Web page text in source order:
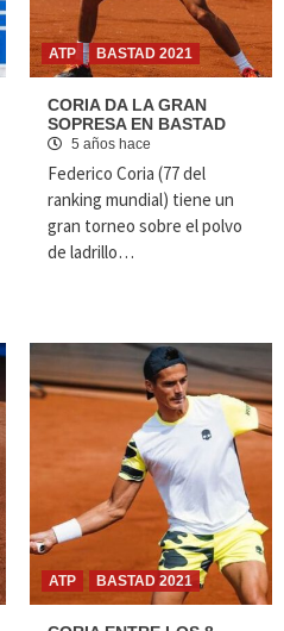
ATP BASTAD 2021
CORIA DA LA GRAN
SOPRESA EN BASTAD
5 años hace
Federico Coria (77 del
ranking mundial) tiene un
gran torneo sobre el polvo
de ladrillo…
ATP BASTAD 2021